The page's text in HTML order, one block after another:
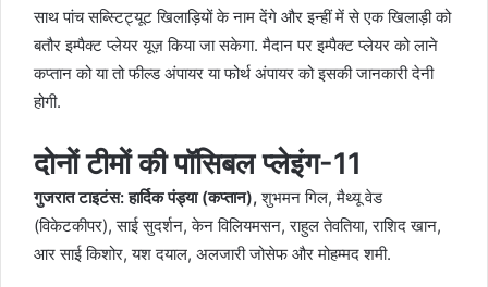
साथ पांच सब्स्टिट्यूट खिलाड़ियों के नाम देंगे और इन्हीं में से एक खिलाड़ी को
बतौर इम्पैक्ट प्लेयर यूज़ किया जा सकेगा. मैदान पर इम्पैक्ट प्लेयर को लाने
कप्तान को या तो फील्ड अंपायर या फोर्थ अंपायर को इसकी जानकारी देनी
होगी.
दोनों टीमों की पॉसिबल प्लेइंग-11
गुजरात टाइटंस: हार्दिक पंड्या (कप्तान),शुभमन गिल, मैथ्यू वेड
(विकेटकीपर), साई सुदर्शन, केन विलियमसन, राहुल तेवतिया, राशिद खान,
आर साई किशोर, यश दयाल, अलजारी जोसेफ और मोहम्मद शमी.